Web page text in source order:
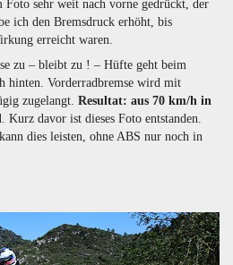
sehr weit nach vorne gedrückt, der
ich den Bremsdruck erhöht, bis
erreicht waren.
zu – bleibt zu ! – Hüfte geht beim
hinten. Vorderradbremse wird mit
zugelangt. Resultat: aus 70 km/h in
. Kurz davor ist dieses Foto entstanden.
dies leisten, ohne ABS nur noch in